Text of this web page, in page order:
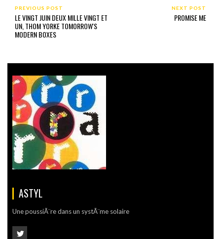
PREVIOUS POST
LE VINGT JUIN DEUX MILLE VINGT ET
UN, THOM YORKE TOMORROW'S
MODERN BOXES
NEXT POST
PROMISE ME
ASTYL
Une poussiÃ¨re dans un systÃ¨me solaire